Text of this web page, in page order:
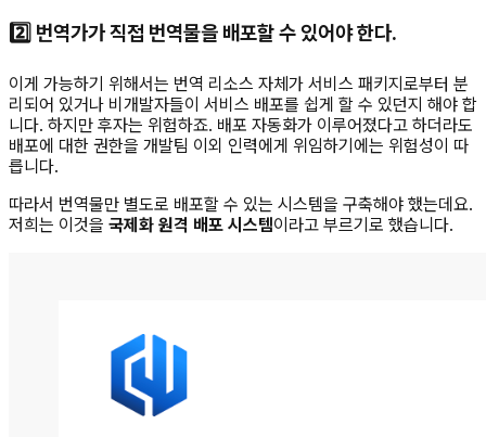
2️⃣ 번역가가 직접 번역물을 배포할 수 있어야 한다.
이게 가능하기 위해서는 번역 리소스 자체가 서비스 패키지로부터 분
리되어 있거나 비개발자들이 서비스 배포를 쉽게 할 수 있던지 해야 합
니다. 하지만 후자는 위험하죠. 배포 자동화가 이루어졌다고 하더라도
배포에 대한 권한을 개발팀 이외 인력에게 위임하기에는 위험성이 따
릅니다.
따라서 번역물만 별도로 배포할 수 있는 시스템을 구축해야 했는데요.
저희는 이것을 국제화 원격 배포 시스템이라고 부르기로 했습니다.